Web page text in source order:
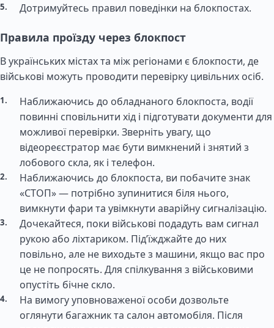
Дотримуйтесь правил поведінки на блокпостах.
Правила проїзду через блокпост
В українських містах та між регіонами є блокпости, де
військові можуть проводити перевірку цивільних осіб.
Наближаючись до обладнаного блокпоста, водії
повинні сповільнити хід і підготувати документи для
можливої перевірки. Зверніть увагу, що
відеореєстратор має бути вимкнений і знятий з
лобового скла, як і телефон.
Наближаючись до блокпоста, ви побачите знак
«СТОП» — потрібно зупинитися біля нього,
вимкнути фари та увімкнути аварійну сигналізацію.
Дочекайтеся, поки військові подадуть вам сигнал
рукою або ліхтариком. Під’їжджайте до них
повільно, але не виходьте з машини, якщо вас про
це не попросять. Для спілкування з військовими
опустіть бічне скло.
На вимогу уповноваженої особи дозвольте
оглянути багажник та салон автомобіля. Після